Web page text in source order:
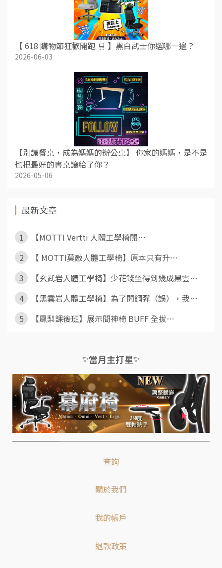
【 618 購物節狂歡開跑 🛒 】黑白武士你選哪一邊？
2026-06-03
【別讓餐桌，成為媽媽的辦公桌】 你家的媽媽，是不是
也把最好的書桌讓給了你？
2026-05-06
最新文章
1
【MOTTI Vertti 人體工學椅開⋯
2
【 MOTTI莫敵人體工學椅】原本只有升⋯
3
【玄武岩人體工學椅】少花錢坐得到幾成黑雲⋯
4
【黑雲岩人體工學椅】為了開鋼彈（誤），我⋯
5
【鳳梨課後班】展示間神椅 BUFF 全拔⋯
✨當月主打星✨
查詢
關於我們
我的帳戶
退款政策